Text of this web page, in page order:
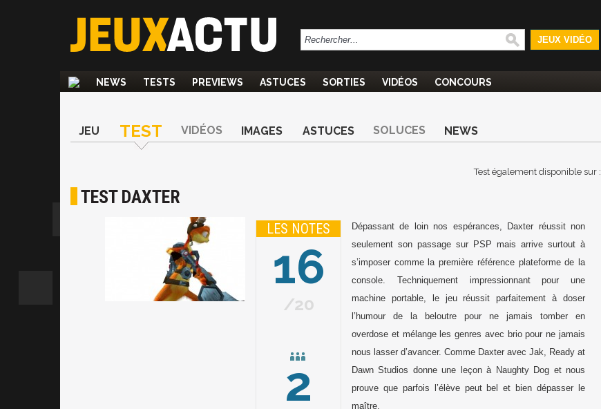
JEUX VIDÉO
NEWS TESTS PREVIEWS ASTUCES SORTIES VIDÉOS CONCOURS
JEU TEST VIDÉOS IMAGES ASTUCES SOLUCES NEWS
Test également disponible sur :
TEST DAXTER
LES NOTES
16
20
2
Dépassant de loin nos espérances, Daxter réussit non
seulement son passage sur PSP mais arrive surtout à
s’imposer comme la première référence plateforme de la
console. Techniquement impressionnant pour une
machine portable, le jeu réussit parfaitement à doser
l’humour de la beloutre pour ne jamais tomber en
overdose et mélange les genres avec brio pour ne jamais
nous lasser d’avancer. Comme Daxter avec Jak, Ready at
Dawn Studios donne une leçon à Naughty Dog et nous
prouve que parfois l’élève peut bel et bien dépasser le
maître.